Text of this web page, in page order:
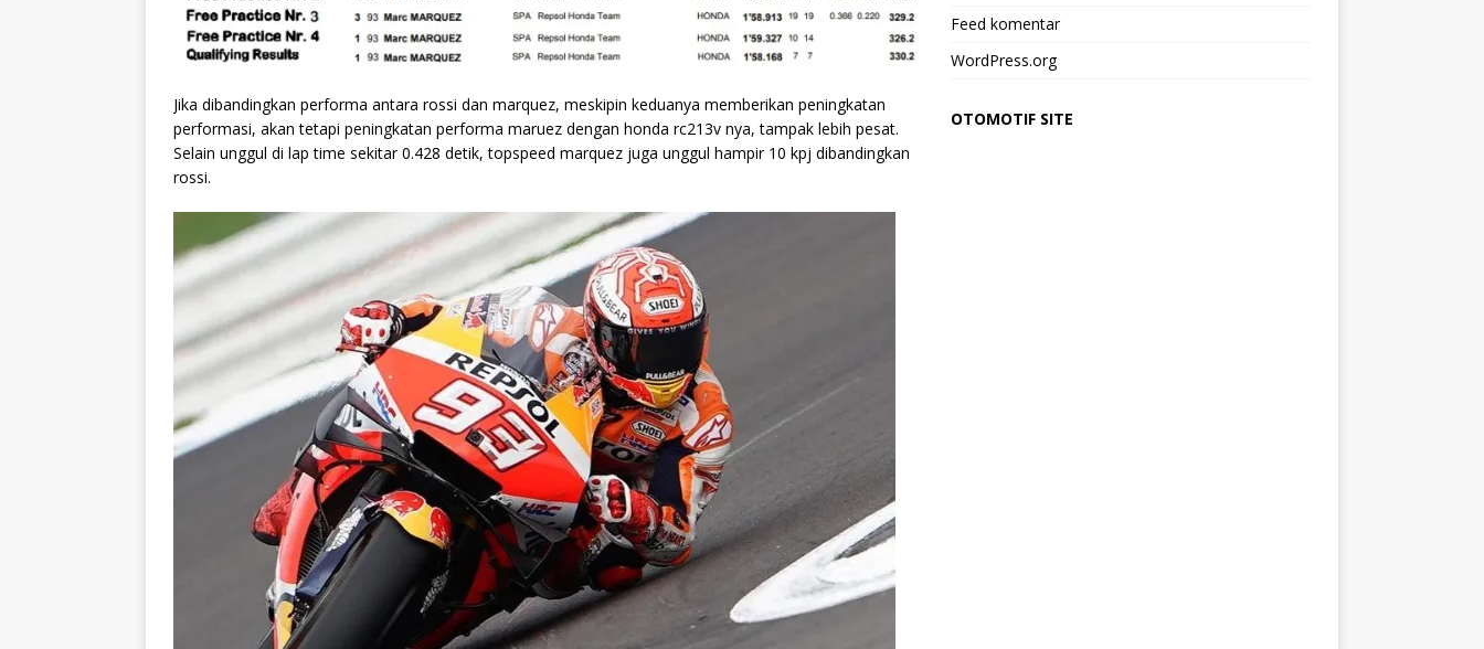
Jika dibandingkan performa antara rossi dan marquez, meskipin keduanya memberikan peningkatan
performasi, akan tetapi peningkatan performa maruez dengan honda rc213v nya, tampak lebih pesat.
Selain unggul di lap time sekitar 0.428 detik, topspeed marquez juga unggul hampir 10 kpj dibandingkan
rossi.
Feed komentar
WordPress.org
OTOMOTIF SITE